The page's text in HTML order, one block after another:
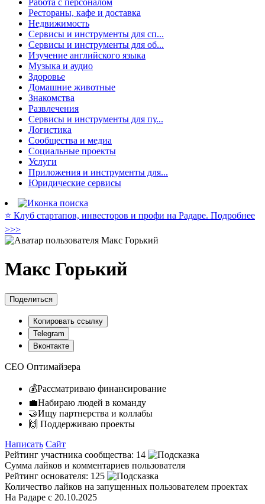
Работа с персоналом
Рестораны, кафе и доставка
Недвижимость
Сервисы и инструменты для сп...
Сервисы и инструменты для об...
Изучение английского языка
Музыка и аудио
Здоровье
Домашние животные
Знакомства
Развлечения
Сервисы и инструменты для пу...
Логистика
Сообщества и медиа
Социальные проекты
Услуги
Приложения и инструменты для...
Юридические сервисы
⭐️ Клуб стартапов, инвесторов и профи на Радаре. Подробнее
>>>
Макс Горький
Поделиться
Копировать ссылку
Telegram
Вконтакте
CEO Оптимайзера
💰Рассматриваю финансирование
💼Набираю людей в команду
🤝Ищу партнерства и коллабы
🙌 Поддерживаю проекты
Написать Сайт
Рейтинг участника сообщества: 14
Сумма лайков и комментариев пользователя
Рейтинг основателя: 125
Количество лайков на запущенных пользователем проектах
На Радаре с 20.10.2025